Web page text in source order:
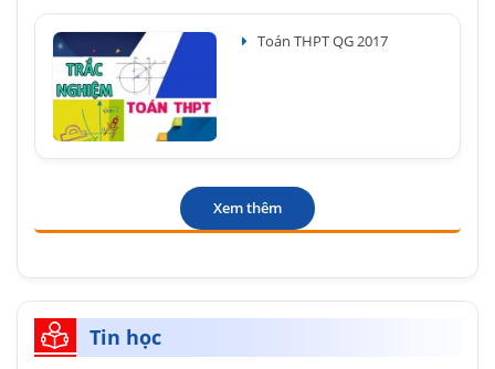
Toán THPT QG 2017
Xem thêm
Tin học